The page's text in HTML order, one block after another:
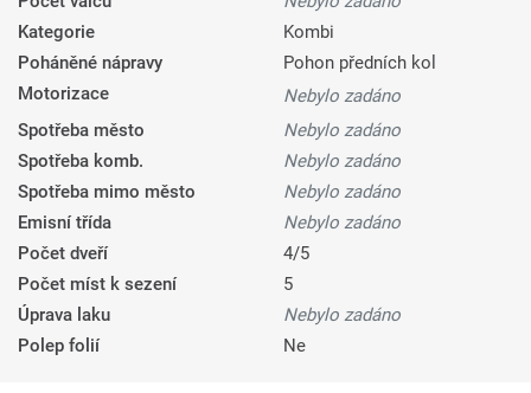
Kategorie
Kombi
Poháněné nápravy
Pohon předních kol
Motorizace
Nebylo zadáno
Spotřeba město
Nebylo zadáno
Spotřeba komb.
Nebylo zadáno
Spotřeba mimo město
Nebylo zadáno
Emisní třída
Nebylo zadáno
Počet dveří
4/5
Počet míst k sezení
5
Úprava laku
Nebylo zadáno
Polep folií
Ne